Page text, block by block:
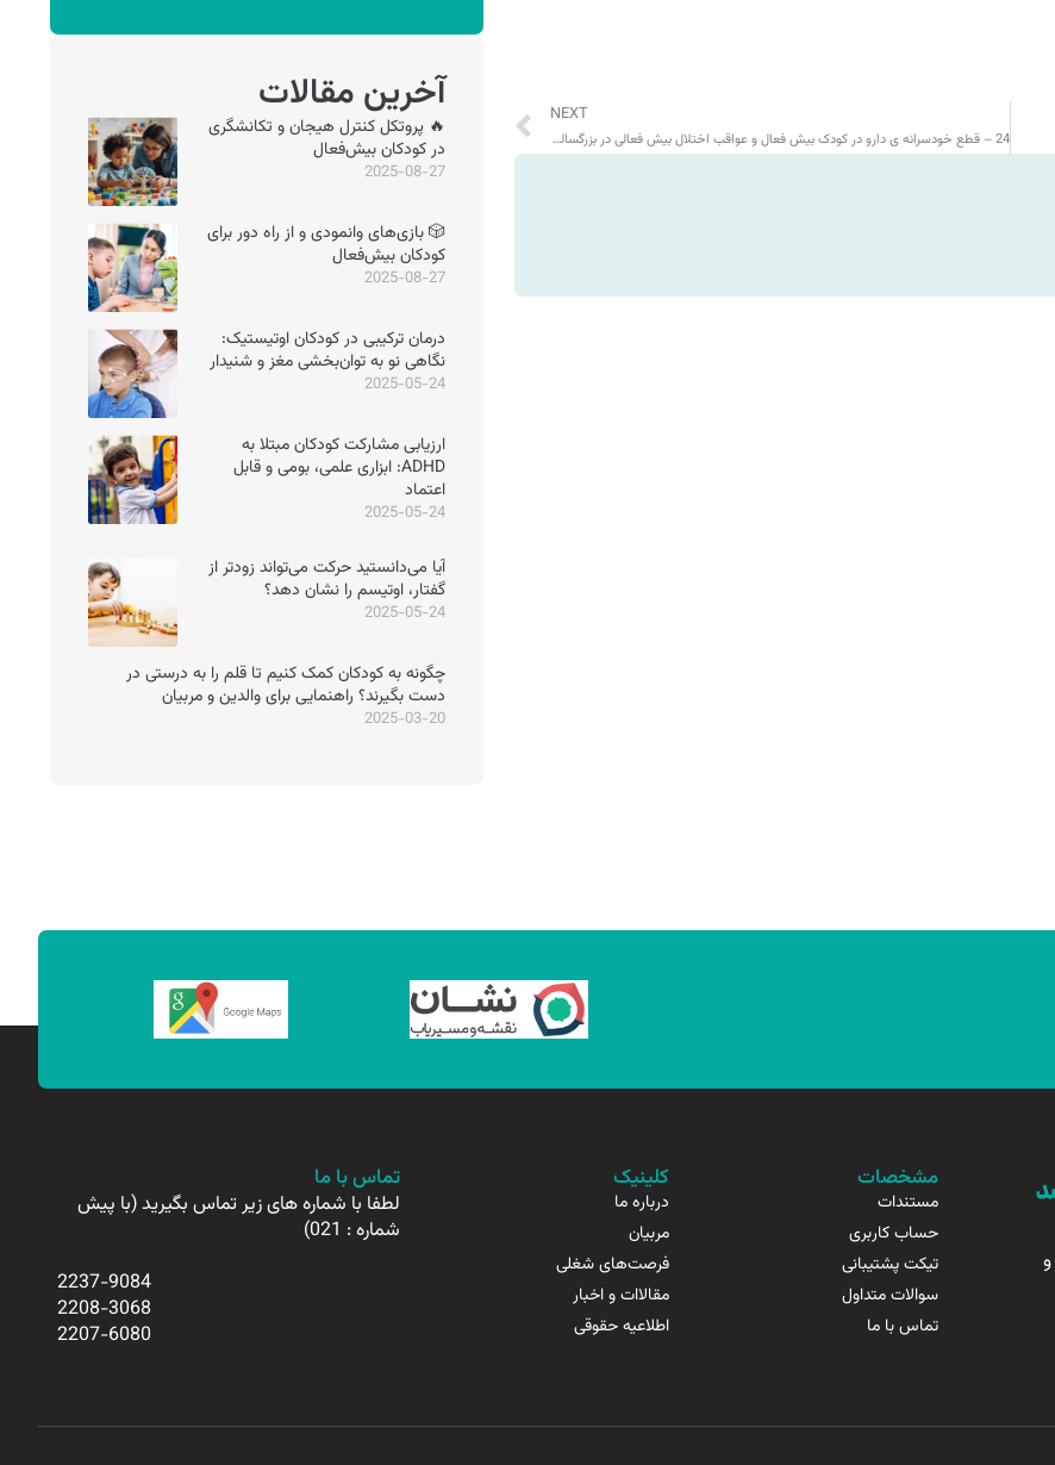
NEXT
24 – قطع خودسرانه ی دارو در کودک بیش فعال و عواقب اختلال بیش فعالی در بزرگسالی در ‏صورت عدم درمان کامل. ‏
آخرین مقالات
🔥 پروتکل کنترل هیجان و تکانشگری
در کودکان بیش‌فعال
2025-08-27
🎲 بازی‌های وانمودی و از راه دور برای
کودکان بیش‌فعال
2025-08-27
درمان ترکیبی در کودکان اوتیستیک:
نگاهی نو به توان‌بخشی مغز و شنیدار
2025-05-24
ارزیابی مشارکت کودکان مبتلا به
ADHD: ابزاری علمی، بومی و قابل
اعتماد
2025-05-24
آیا می‌دانستید حرکت می‌تواند زودتر از
گفتار، اوتیسم را نشان دهد؟
2025-05-24
چگونه به کودکان کمک کنیم تا قلم را به درستی در
دست بگیرند؟ راهنمایی برای والدین و مربیان
2025-03-20
مشخصات
مستندات
حساب کاربری
تیکت پشتیبانی
سوالات متداول
تماس با ما
کلینیک
درباره ما
مربیان
فرصت‌های شغلی
مقالاات و اخبار
اطلاعیه حقوقی
تماس با ما
لطفا با شماره های زیر تماس بگیرید (با پیش
شماره : 021)
2237-9084
2208-3068
2207-6080